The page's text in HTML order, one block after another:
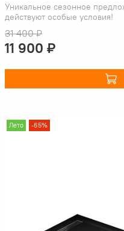
Уникальное сезонное
действуют особые условия!
31 400 ₽
11 900 ₽
Лето -65%